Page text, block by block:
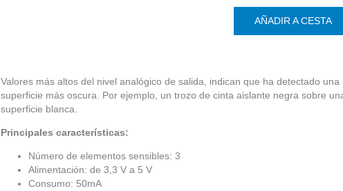
AÑADIR A CESTA
Valores más altos del nivel analógico de salida, indican que ha detectado una
superficie más oscura. Por ejemplo, un trozo de cinta aislante negra sobre
superficie blanca.
Principales características:
Número de elementos sensibles: 3
Alimentación: de 3,3 V a 5 V
Consumo: 50mA